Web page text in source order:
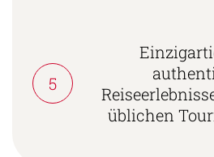
5
üblichen